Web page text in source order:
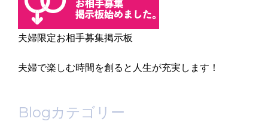
夫婦限定お相手募集掲示板
夫婦で楽しむ時間を創ると人生が充実します！
Blogカテゴリー